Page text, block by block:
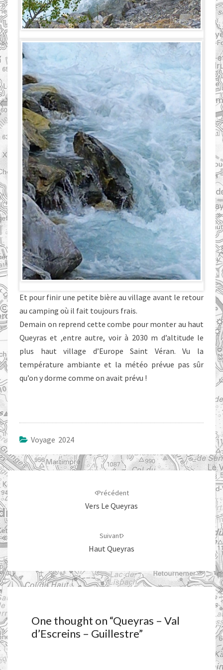
Et pour finir une petite bière au village avant le retour
au camping où il fait toujours frais.
Demain on reprend cette combe pour monter au haut
Queyras et ,entre autre, voir à 2030 m d’altitude le
plus haut village d’Europe Saint Véran. Vu la
température ambiante et la météo prévue pas sûr
qu’on y dorme comme on avait prévu !
Voyage 2024
Navigation
d'article
Précédent
Vers Le Queyras
Suivant
Haut Queyras
One thought on “Queyras – Val
d’Escreins – Guillestre”